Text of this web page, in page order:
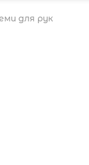
для рук